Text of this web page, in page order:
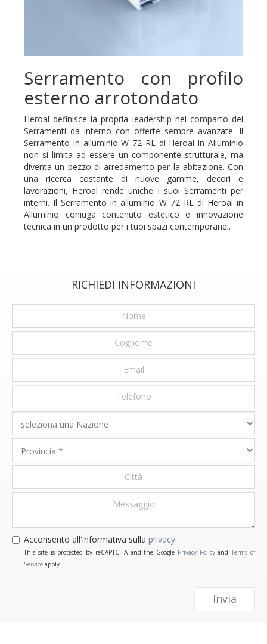
Serramento con profilo
esterno arrotondato
Heroal definisce la propria leadership nel comparto dei
Serramenti da interno con offerte sempre avanzate. Il
Serramento in alluminio W 72 RL di Heroal in Alluminio
non si limita ad essere un componente strutturale, ma
diventa un pezzo di arredamento per la abitazione. Con
una ricerca costante di nuove gamme, decori e
lavorazioni, Heroal rende uniche i suoi Serramenti per
interni. Il Serramento in alluminio W 72 RL di Heroal in
Alluminio coniuga contenuto estetico e innovazione
tecnica in un prodotto per i tuoi spazi contemporanei.
RICHIEDI INFORMAZIONI
Acconsento all'informativa sulla privacy
This site is protected by reCAPTCHA and the Google Privacy PolicyandTerms of
Service apply.
Invia